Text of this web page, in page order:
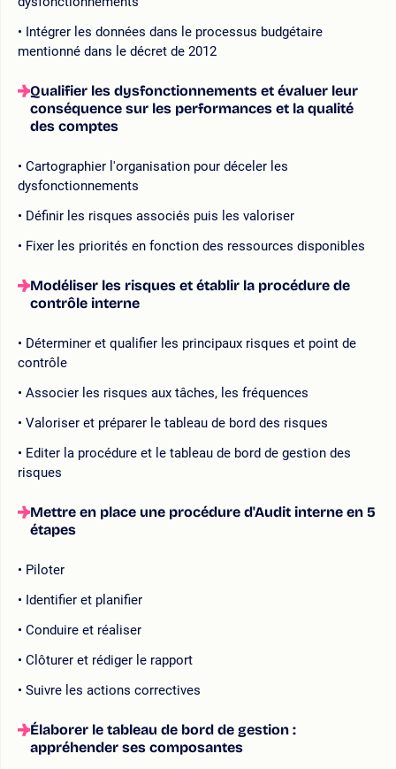
Intégrer les données dans le processus budgétaire
mentionné dans le décret de 2012
Qualifier les dysfonctionnements et évaluer leur
conséquence sur les performances et la qualité
des comptes
Cartographier l'organisation pour déceler les
dysfonctionnements
Définir les risques associés puis les valoriser
Fixer les priorités en fonction des ressources disponibles
Modéliser les risques et établir la procédure de
contrôle interne
Déterminer et qualifier les principaux risques et point de
contrôle
Associer les risques aux tâches, les fréquences
Valoriser et préparer le tableau de bord des risques
Editer la procédure et le tableau de bord de gestion des
risques
Mettre en place une procédure d'Audit interne en 5
étapes
Piloter
Identifier et planifier
Conduire et réaliser
Clôturer et rédiger le rapport
Suivre les actions correctives
Élaborer le tableau de bord de gestion :
appréhender ses composantes